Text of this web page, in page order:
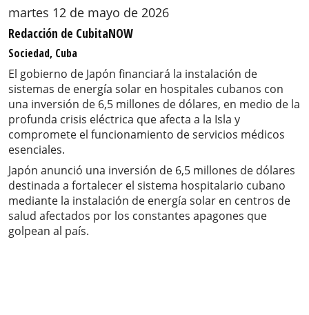
martes 12 de mayo de 2026
Redacción de CubitaNOW
Sociedad, Cuba
El gobierno de Japón financiará la instalación de
sistemas de energía solar en hospitales cubanos con
una inversión de 6,5 millones de dólares, en medio de la
profunda crisis eléctrica que afecta a la Isla y
compromete el funcionamiento de servicios médicos
esenciales.
Japón anunció una inversión de 6,5 millones de dólares
destinada a fortalecer el sistema hospitalario cubano
mediante la instalación de energía solar en centros de
salud afectados por los constantes apagones que
golpean al país.